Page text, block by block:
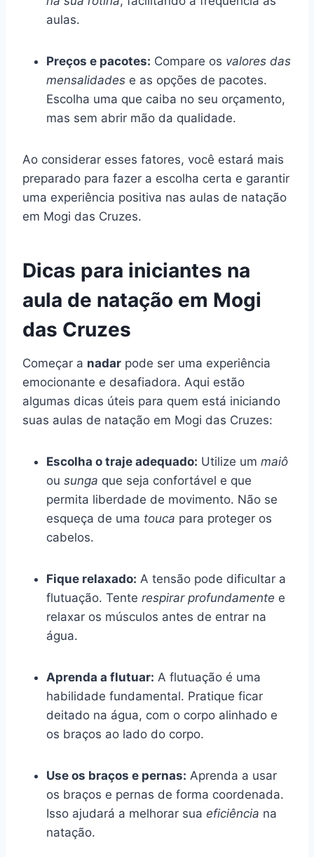
aulas.
Preços e pacotes: Compare os valores das
mensalidades e as opções de pacotes.
Escolha uma que caiba no seu orçamento,
mas sem abrir mão da qualidade.
Ao considerar esses fatores, você estará mais
preparado para fazer a escolha certa e garantir
uma experiência positiva nas aulas de natação
em Mogi das Cruzes.
Dicas para iniciantes na
aula de natação em Mogi
das Cruzes
Começar a nadar pode ser uma experiência
emocionante e desafiadora. Aqui estão
algumas dicas úteis para quem está iniciando
suas aulas de natação em Mogi das Cruzes:
Escolha o traje adequado: Utilize um maiô
ou sunga que seja confortável e que
permita liberdade de movimento. Não se
esqueça de uma touca para proteger os
cabelos.
Fique relaxado: A tensão pode dificultar a
flutuação. Tente respirar profundamente e
relaxar os músculos antes de entrar na
água.
Aprenda a flutuar: A flutuação é uma
habilidade fundamental. Pratique ficar
deitado na água, com o corpo alinhado e
os braços ao lado do corpo.
Use os braços e pernas: Aprenda a usar
os braços e pernas de forma coordenada.
Isso ajudará a melhorar sua eficiência na
natação.